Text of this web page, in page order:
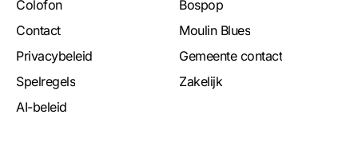
Colofon
Contact
Privacybeleid
Spelregels
AI-beleid
Bospop
Moulin Blues
Gemeente contact
Zakelijk